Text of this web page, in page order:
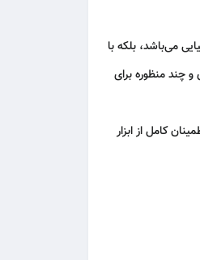
می‌باشد، بلکه با
و چند منظوره برای
کامل از ابزار